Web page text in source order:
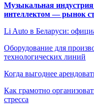
Музыкальная индустрия
интеллектом — рынок
Li Auto в Беларуси:
Оборудование для
технологических линий
Когда выгоднее
Как грамотно
стресса